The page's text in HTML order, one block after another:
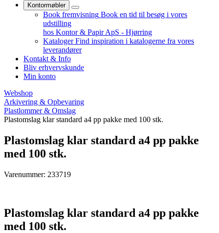
Kontormøbler
Book fremvisning Book en tid til besøg i vores
udstilling
hos Kontor & Papir ApS - Hjørring
Kataloger Find inspiration i katalogerne fra vores
leverandører
Kontakt & Info
Bliv erhvervskunde
Min konto
Webshop
Arkivering & Opbevaring
Plastlommer & Omslag
Plastomslag klar standard a4 pp pakke med 100 stk.
Plastomslag klar standard a4 pp pakke
med 100 stk.
Varenummer: 233719
Plastomslag klar standard a4 pp pakke
med 100 stk.